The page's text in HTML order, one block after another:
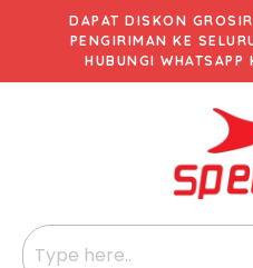
DAPAT DISKON
PENGIRIMAN KE
HUBUNGI